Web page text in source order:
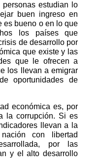
estudian lo
buen ingreso en
es bueno o en lo que
los países que
de desarrollo por
que existe y las
que le ofrecen a
los llevan a emigrar
oportunidades de
económica es, por
la corrupción. Si es
llevan a la
con libertad
por las
y el alto desarrollo